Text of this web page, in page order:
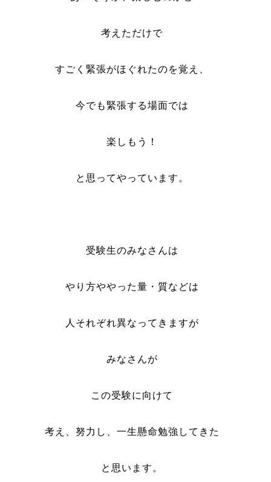
考えただけで
すごく緊張がほぐれたのを覚え、
今でも緊張する場面では
楽しもう！
と思ってやっています。
受験生のみなさんは
やり方ややった量・質などは
人それぞれ異なってきますが
みなさんが
この受験に向けて
考え、努力し、一生懸命勉強してきた
と思います。